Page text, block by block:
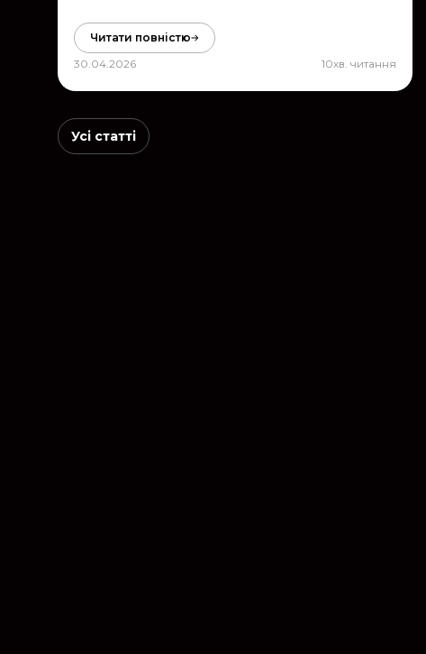
Читати повністю
30.04.2026
10хв. читання
Усі статті